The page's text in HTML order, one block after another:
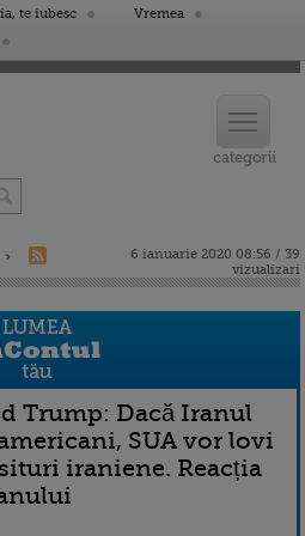
te iubesc
Vremea
6 ianuarie 2020 08:56 / 39
vizualizari
Trump: Dacă Iranul
SUA vor lovi
iraniene. Reacția